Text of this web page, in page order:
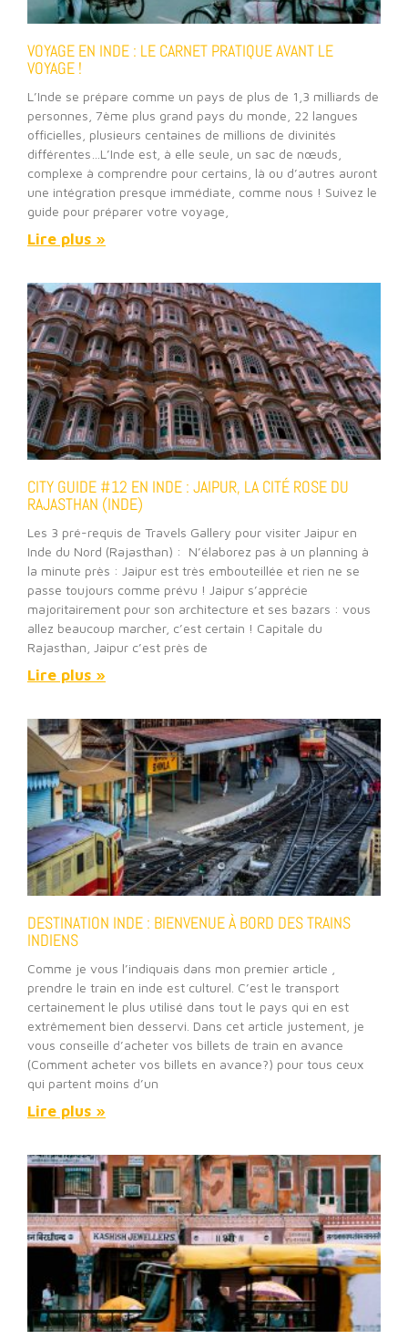
VOYAGE EN INDE : LE CARNET PRATIQUE AVANT LE
VOYAGE !
L’Inde se prépare comme un pays de plus de 1,3 milliards de
personnes, 7ème plus grand pays du monde, 22 langues
officielles, plusieurs centaines de millions de divinités
différentes…L’Inde est, à elle seule, un sac de nœuds,
complexe à comprendre pour certains, là ou d’autres auront
une intégration presque immédiate, comme nous ! Suivez le
guide pour préparer votre voyage,
Lire plus »
CITY GUIDE #12 EN INDE : JAIPUR, LA CITÉ ROSE DU
RAJASTHAN (INDE)
Les 3 pré-requis de Travels Gallery pour visiter Jaipur en
Inde du Nord (Rajasthan) : N’élaborez pas à un planning à
la minute près : Jaipur est très embouteillée et rien ne se
passe toujours comme prévu ! Jaipur s’apprécie
majoritairement pour son architecture et ses bazars : vous
allez beaucoup marcher, c’est certain ! Capitale du
Rajasthan, Jaipur c’est près de
Lire plus »
DESTINATION INDE : BIENVENUE À BORD DES TRAINS
INDIENS
Comme je vous l’indiquais dans mon premier article ,
prendre le train en inde est culturel. C’est le transport
certainement le plus utilisé dans tout le pays qui en est
extrêmement bien desservi. Dans cet article justement, je
vous conseille d’acheter vos billets de train en avance
(Comment acheter vos billets en avance?) pour tous ceux
qui partent moins d’un
Lire plus »